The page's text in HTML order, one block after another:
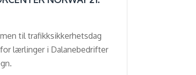
til trafikksikkerhetsdag
for lærlinger i Dalanebedrifter